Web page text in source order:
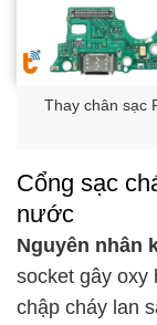
Thay chân sạc
Cổng sạc
nước
Nguyên nhân
socket gây oxy
chập cháy lan